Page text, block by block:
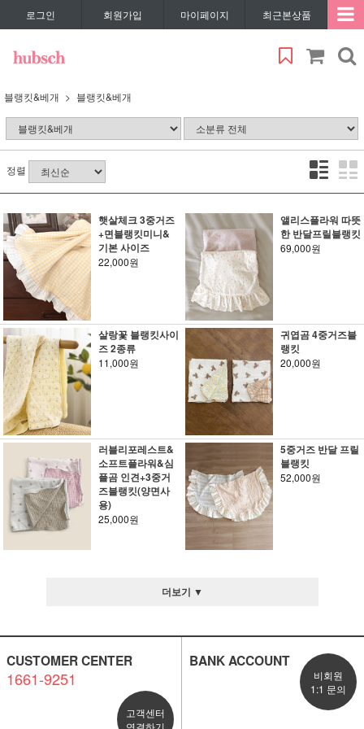
로그인 회원가입 마이페이지 최근본상품
블랭킷&베개 블랭킷&베개
정렬
햇살체크 3중거즈
+면블랭킷미니&
기본 사이즈
22,000원
앨리스플라워 따뜻
한 반달프릴블랭킷
69,000원
살랑꽃 블랭킷사이
즈 2종류
11,000원
귀엽곰 4중거즈블
랭킷
20,000원
러블리포레스트&
소프트플라워&심
플곰 인견+3중거
즈블랭킷(양면사
용)
25,000원
5중거즈 반달 프릴
블랭킷
52,000원
더보기 ▼
CUSTOMER CENTER
1661-9251
고객센터
연결하기
BANK ACCOUNT
비회원
1:1 문의